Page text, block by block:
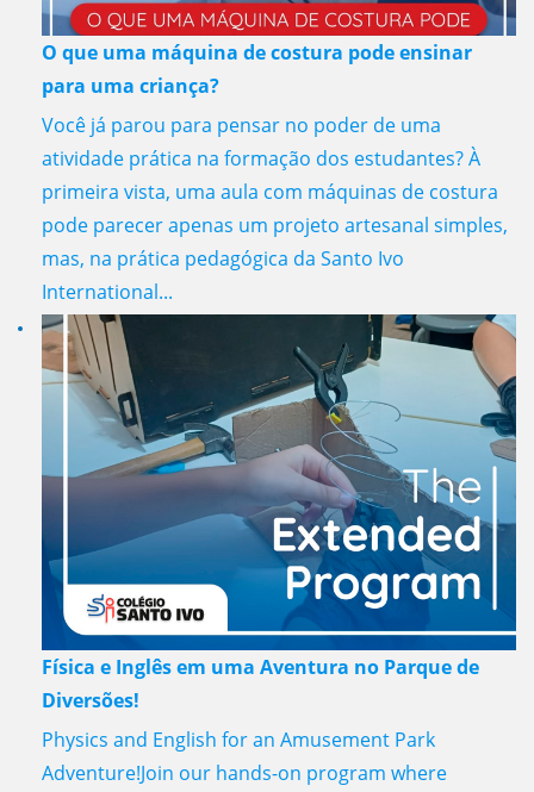
O que uma máquina de costura pode ensinar
para uma criança?
Você já parou para pensar no poder de uma
atividade prática na formação dos estudantes? À
primeira vista, uma aula com máquinas de costura
pode parecer apenas um projeto artesanal simples,
mas, na prática pedagógica da Santo Ivo
International...
Física e Inglês em uma Aventura no Parque de
Diversões!
Physics and English for an Amusement Park
Adventure!Join our hands-on program where